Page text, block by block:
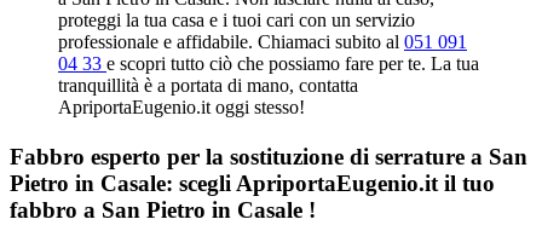
proteggi la tua casa e i tuoi cari con un servizio
professionale e affidabile. Chiamaci subito al 051 091
04 33 e scopri tutto ciò che possiamo fare per te. La tua
tranquillità è a portata di mano, contatta
ApriportaEugenio.it oggi stesso!
Fabbro esperto per la sostituzione di serrature a San
Pietro in Casale: scegli ApriportaEugenio.it il tuo
fabbro a San Pietro in Casale !